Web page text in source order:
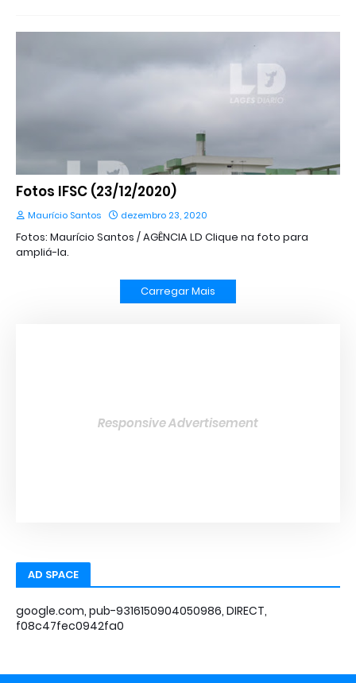
Fotos IFSC (23/12/2020)
Maurício Santos dezembro 23, 2020
Fotos: Maurício Santos / AGÊNCIA LD Clique na foto para
ampliá-la.
Carregar Mais
Responsive Advertisement
AD SPACE
google.com, pub-9316150904050986, DIRECT,
f08c47fec0942fa0